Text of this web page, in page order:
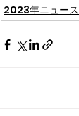
2023年ニュース